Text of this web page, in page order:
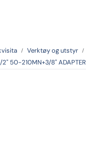
Verktøy og utstyr
2" 50-210MN+3/8" ADAPTER